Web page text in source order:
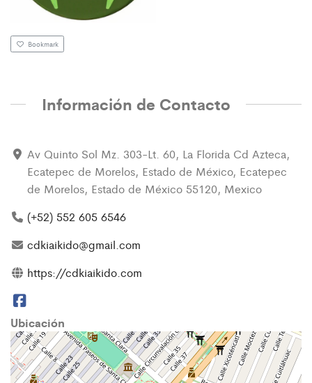
Bookmark
Información de Contacto
Av Quinto Sol Mz. 303-Lt. 60, La Florida Cd Azteca,
Ecatepec de Morelos, Estado de México, Ecatepec
de Morelos, Estado de México 55120, Mexico
(+52) 552 605 6546
cdkiaikido@gmail.com
https://cdkiaikido.com
Ubicación